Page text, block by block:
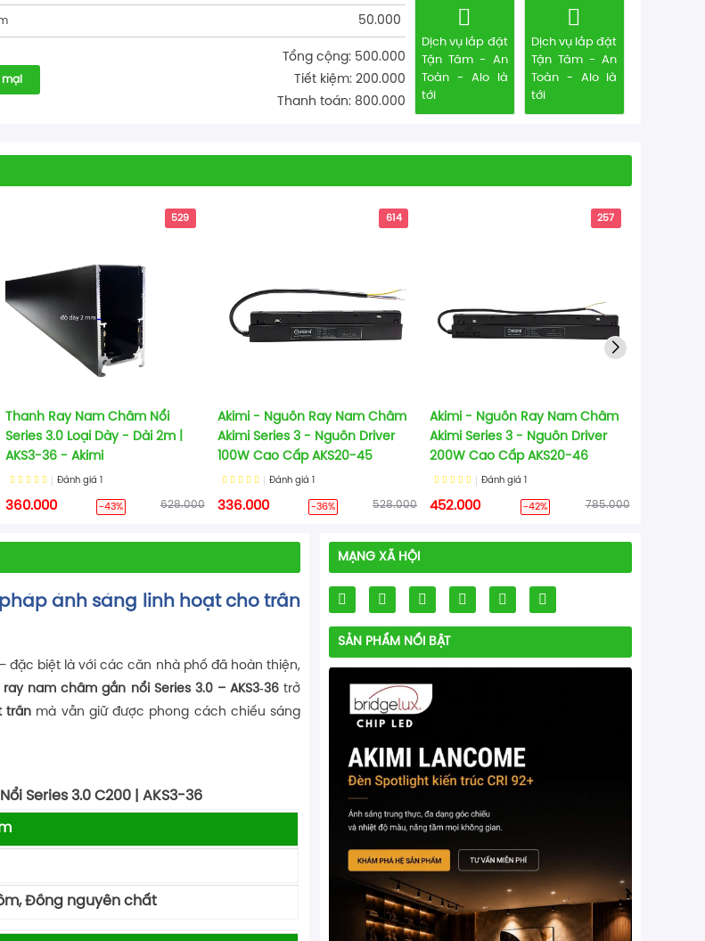
50.000
mại
Tổng cộng: 500.000
Tiết kiệm: 200.000
Thanh toán: 800.000
Dịch vụ lắp đặt
Tận Tâm - An
Toàn - Alo là
tới
Dịch vụ lắp đặt
Tận Tâm - An
Toàn - Alo là
tới
529
Thanh Ray Nam Châm Nổi
Series 3.0 Loại Dày - Dài 2m |
AKS3-36 - Akimi
Đánh giá
360.000 -43% 628.000
614
Akimi - Nguồn Ray Nam Châm
Akimi Series 3 - Nguồn Driver
100W Cao Cấp AKS20-45
Đánh giá
336.000 -36% 528.000
257
Akimi - Nguồn Ray Nam Châm
Akimi Series 3 - Nguồn Driver
200W Cao Cấp AKS20-46
Đánh giá
452.000 -42% 785.000
pháp ánh sáng linh hoạt cho trần
đặc biệt là với các căn nhà phố đã hoàn thiện,
ray nam châm gắn nổi Series 3.0 – AKS3‑36trở
trần mà vẫn giữ được phong cách chiếu sáng
Series 3.0 C200 | AKS3-36
Đồng nguyên chất
MẠNG XÃ HỘI
SẢN PHẨM NỔI BẬT